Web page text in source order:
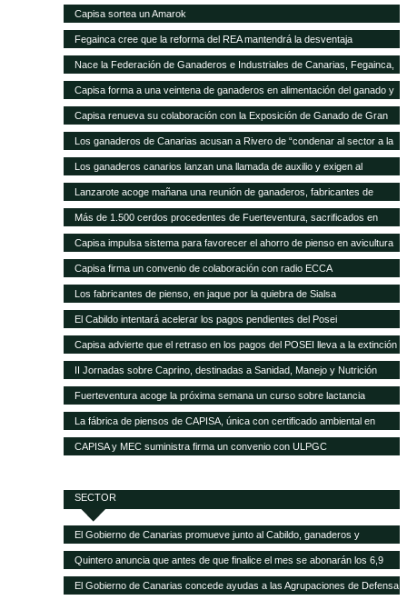
reparto más justo del Posei
Capisa sortea un Amarok
Fegainca cree que la reforma del REA mantendrá la desventaja
competitiva de la producción ganadera canaria
Nace la Federación de Ganaderos e Industriales de Canarias, Fegainca,
que por vez primera aglutina los intereses del sector en el Archipiélago
Capisa forma a una veintena de ganaderos en alimentación del ganado y
manejo de explotaciones
Capisa renueva su colaboración con la Exposición de Ganado de Gran
Canaria en su edición 2013
Los ganaderos de Canarias acusan a Rivero de “condenar al sector a la
desaparición con su desprecio”
Los ganaderos canarios lanzan una llamada de auxilio y exigen al
Gobierno que abone la ayuda de Estado del Posei
Lanzarote acoge mañana una reunión de ganaderos, fabricantes de
pienso y empresas transformadoras de leche para analizar la crisis del
sector
Más de 1.500 cerdos procedentes de Fuerteventura, sacrificados en
Gran Canaria por la mala gestión del matadero insular
Capisa impulsa sistema para favorecer el ahorro de pienso en avicultura
Capisa firma un convenio de colaboración con radio ECCA
Los fabricantes de pienso, en jaque por la quiebra de Sialsa
El Cabildo intentará acelerar los pagos pendientes del Posei
Capisa advierte que el retraso en los pagos del POSEI lleva a la extinción
al sector ganadero
II Jornadas sobre Caprino, destinadas a Sanidad, Manejo y Nutrición
Fuerteventura acoge la próxima semana un curso sobre lactancia
artificial en el sector caprino
La fábrica de piensos de CAPISA, única con certificado ambiental en
Canarias
CAPISA y MEC suministra firma un convenio con ULPGC
SECTOR
El Gobierno de Canarias promueve junto al Cabildo, ganaderos y
queseros de Tenerife el fomento de la producción local de forrajes
Quintero anuncia que antes de que finalice el mes se abonarán los 6,9
millones del POSEI adicional de la campaña 2015
El Gobierno de Canarias concede ayudas a las Agrupaciones de Defensa